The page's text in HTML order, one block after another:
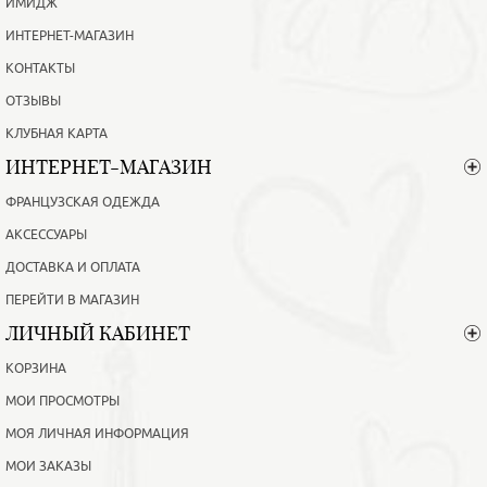
ИНТЕРНЕТ-МАГАЗИН
КОНТАКТЫ
ОТЗЫВЫ
КЛУБНАЯ КАРТА
ИНТЕРНЕТ-МАГАЗИН
ФРАНЦУЗСКАЯ ОДЕЖДА
АКСЕССУАРЫ
ДОСТАВКА И ОПЛАТА
ПЕРЕЙТИ В МАГАЗИН
ЛИЧНЫЙ КАБИНЕТ
КОРЗИНА
МОИ ПРОСМОТРЫ
МОЯ ЛИЧНАЯ ИНФОРМАЦИЯ
МОИ ЗАКАЗЫ